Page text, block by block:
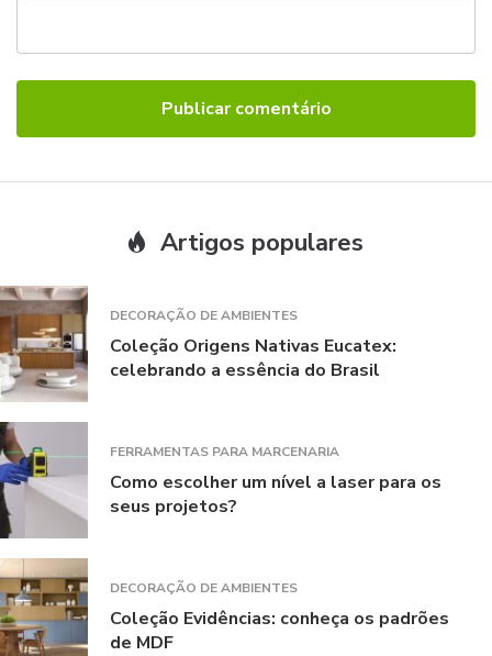
Artigos populares
DECORAÇÃO DE AMBIENTES
Coleção Origens Nativas Eucatex:
celebrando a essência do Brasil
FERRAMENTAS PARA MARCENARIA
Como escolher um nível a laser para os
seus projetos?
DECORAÇÃO DE AMBIENTES
Coleção Evidências: conheça os padrões
de MDF